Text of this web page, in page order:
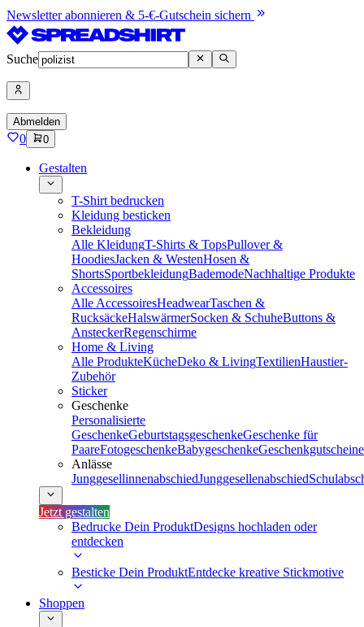
Newsletter abonnieren & 5-€-Gutschein sichern
Suche
Abmelden
0 0
Gestalten
T-Shirt bedrucken
Kleidung besticken
Bekleidung
Alle KleidungT-Shirts & TopsPullover &
HoodiesJacken & WestenHosen &
ShortsSportbekleidungBademodeNachhaltige Produkte
Accessoires
Alle AccessoiresHeadwearTaschen &
RucksäckeHalswärmerSocken & SchuheButtons &
AnsteckerRegenschirme
Home & Living
Alle ProdukteKücheDeko & LivingTextilienHaustier-
Zubehör
Sticker
Geschenke
Personalisierte
GeschenkeGeburtstagsgeschenkeGeschenke für
PaareFotogeschenkeBabygeschenkeGeschenkgutscheine
Anlässe
JunggesellinnenabschiedJunggesellenabschied
Jetzt gestalten
Bedrucke Dein ProduktDesigns hochladen oder
entdecken
Besticke Dein ProduktEntdecke kreative Stickmotive
Shoppen